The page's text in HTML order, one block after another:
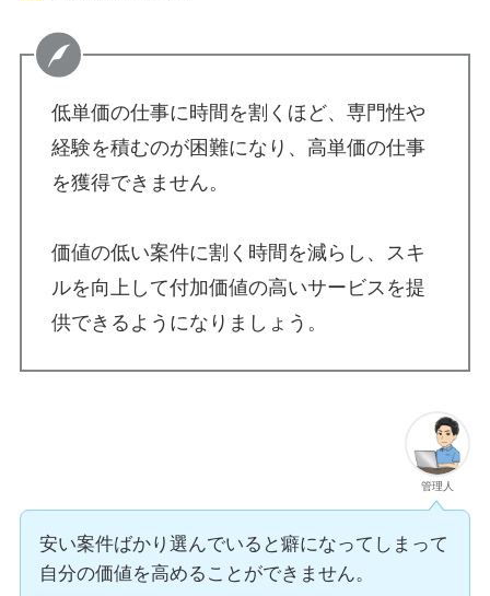
低単価の仕事に時間を割くほど、専門性や
経験を積むのが困難になり、高単価の仕事
を獲得できません。
価値の低い案件に割く時間を減らし、スキ
ルを向上して付加価値の高いサービスを提
供できるようになりましょう。
管理人
安い案件ばかり選んでいると癖になってしまって
自分の価値を高めることができません。